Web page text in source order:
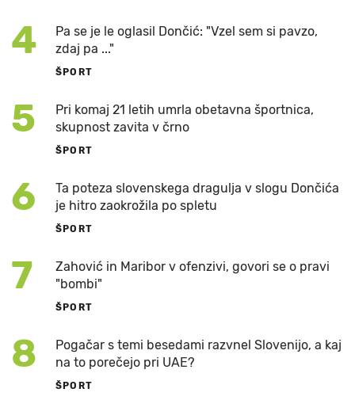
4
Pa se je le oglasil Dončić: "Vzel sem si pavzo,
zdaj pa ..."
ŠPORT
5
Pri komaj 21 letih umrla obetavna športnica,
skupnost zavita v črno
ŠPORT
6
Ta poteza slovenskega dragulja v slogu Dončića
je hitro zaokrožila po spletu
ŠPORT
7
Zahović in Maribor v ofenzivi, govori se o pravi
"bombi"
ŠPORT
8
Pogačar s temi besedami razvnel Slovenijo, a kaj
na to porečejo pri UAE?
ŠPORT